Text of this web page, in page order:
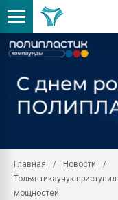
Главная
Новости
Тольяттикаучук
мощностей